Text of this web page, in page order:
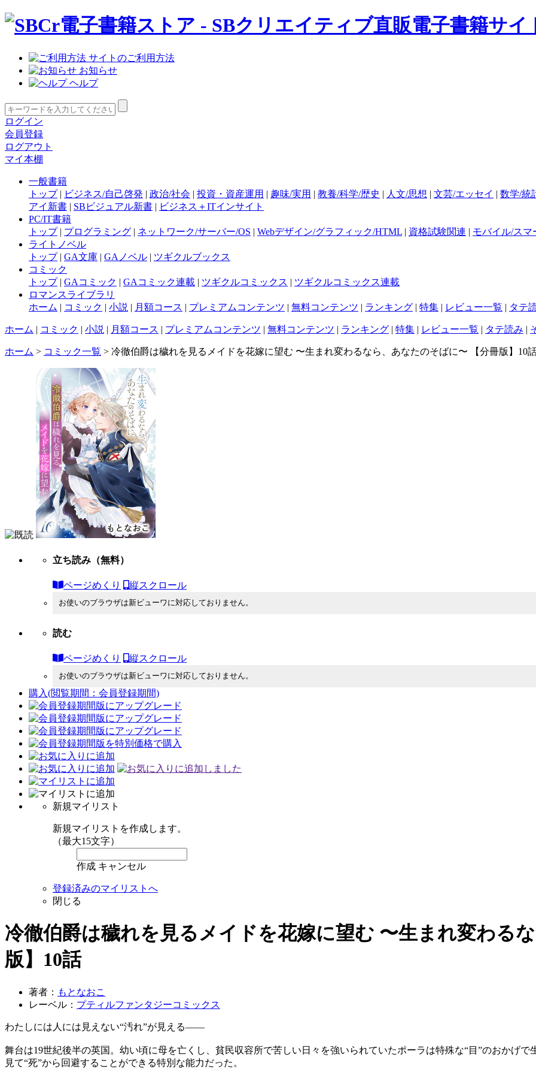
サイトのご利用方法
お知らせ
ヘルプ
ログイン
会員登録
ログアウト
マイ本棚
一般書籍
トップ| ビジネス/自己啓発 | 政治/社会 | 投資・資産運用 | 趣味/実用 | 教養/科学/歴史 | 人文/思想 | 文芸/エッセイ | 数学/統
アイ新書 | SBビジュアル新書 | ビジネス＋ITインサイト
PC/IT書籍
トップ| プログラミング | ネットワーク/サーバー/OS | Webデザイン/グラフィック/HTML | 資格試験関連 | モバイル/スマ
ライトノベル
トップ| GA文庫 | GAノベル | ツギクルブックス
コミック
トップ| GAコミック | GAコミック連載 | ツギクルコミックス | ツギクルコミックス連載
ロマンスライブラリ
ホーム | コミック | 小説 | 月額コース | プレミアムコンテンツ | 無料コンテンツ | ランキング | 特集 | レビュー一覧 | タテ
ホーム | コミック | 小説 | 月額コース | プレミアムコンテンツ | 無料コンテンツ | ランキング | 特集 | レビュー一覧 | タテ読み |
ホーム > コミック一覧 > 冷徹伯爵は穢れを見るメイドを花嫁に望む 〜生まれ変わるなら、あなたのそばに〜 【分冊版】10
立ち読み （無料）
ページめくり 縦スクロール
お使いのブラウザは新ビューワに対応しておりません。
読む
ページめくり 縦スクロール
お使いのブラウザは新ビューワに対応しておりません。
購入(閲覧期間：会員登録期間)
新規マイリスト
新規マイリストを作成します。
（最大15文字）
作成 キャンセル
登録済みのマイリストへ
閉じる
冷徹伯爵は穢れを見るメイドを花嫁に望む 〜生まれ変わる
版】10話
著者： もとなおこ
レーベル： プティルファンタジーコミックス
わたしには人には見えない“汚れ”が見える――
舞台は19世紀後半の英国。幼い頃に母を亡くし、貧民収容所で苦しい日々を強いられていたポーラは特殊な“目”のおかげ
見て“死”から回避することができる特別な能力だった。